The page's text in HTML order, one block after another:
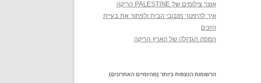
אוצר צילומים של PALESTINE הריקה
איך להיפטר מזבובי הבית ולפתור את בעיית
היונים
המפה הגדולה של הארץ הריקה
הרשומות הנצפות ביותר (מהיומיים האחרונים)